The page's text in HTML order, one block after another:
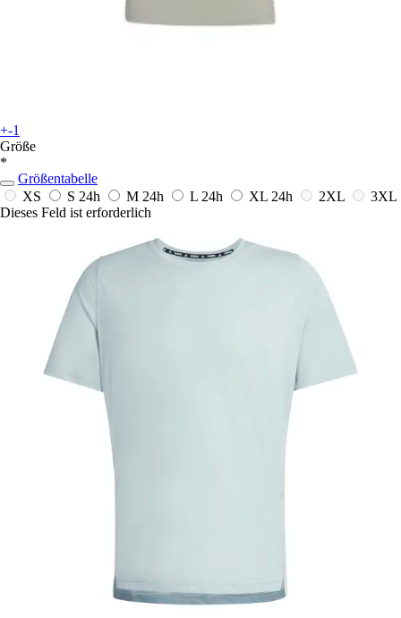
+-1
Größe
*
Größentabelle
XS
S 24h M 24h L 24h XL 24h 2XL
3XL
Dieses Feld ist erforderlich